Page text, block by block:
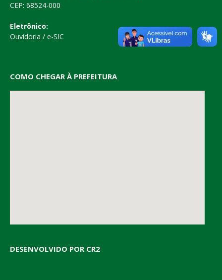
CEP: 68524-000
Eletrônico:
Ouvidoria / e-SIC
COMO CHEGAR À PREFEITURA
DESENVOLVIDO POR CR2